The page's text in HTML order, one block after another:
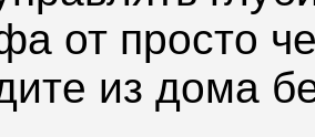
от просто
из дома